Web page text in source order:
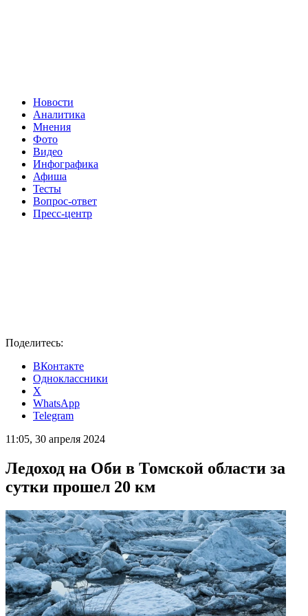
Новости
Аналитика
Мнения
Фото
Видео
Инфографика
Афиша
Тесты
Вопрос-ответ
Пресс-центр
Поделитесь:
ВКонтакте
Одноклассники
X
WhatsApp
Telegram
11:05, 30 апреля 2024
Ледоход на Оби в Томской области за
сутки прошел 20 км